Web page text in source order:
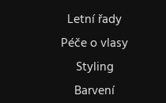
Letní řady
Péče o vlasy
Styling
Barvení